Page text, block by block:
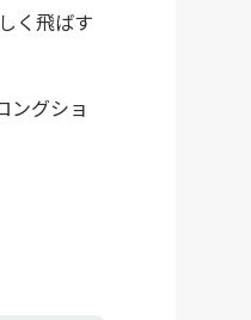
く飛ばす
ングショ